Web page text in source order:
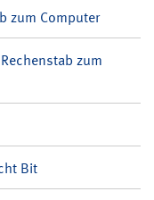
zum Computer
zum
Bit